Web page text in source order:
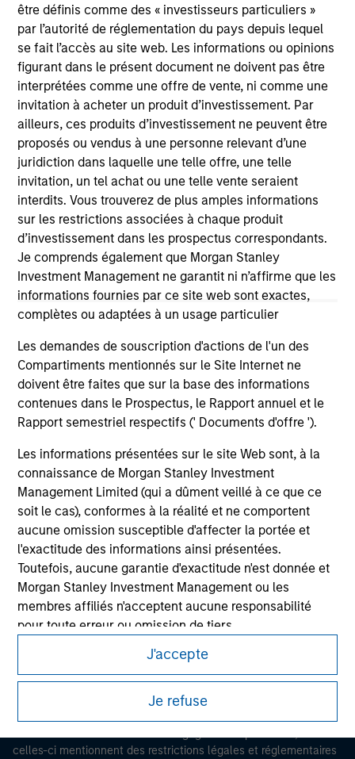
être définis comme des « investisseurs particuliers »
par l’autorité de réglementation du pays depuis lequel
se fait l’accès au site web. Les informations ou opinions
figurant dans le présent document ne doivent pas être
interprétées comme une offre de vente, ni comme une
invitation à acheter un produit d’investissement. Par
ailleurs, ces produits d’investissement ne peuvent être
proposés ou vendus à une personne relevant d’une
juridiction dans laquelle une telle offre, une telle
invitation, un tel achat ou une telle vente seraient
interdits. Vous trouverez de plus amples informations
sur les restrictions associées à chaque produit
d’investissement dans les prospectus correspondants.
Je comprends également que Morgan Stanley
Investment Management ne garantit ni n’affirme que les
informations fournies par ce site web sont exactes,
complètes ou adaptées à un usage particulier
Les demandes de souscription d'actions de l'un des
Compartiments mentionnés sur le Site Internet ne
doivent être faites que sur la base des informations
contenues dans le Prospectus, le Rapport annuel et le
Rapport semestriel respectifs (' Documents d'offre ').
Les informations présentées sur le site Web sont, à la
connaissance de Morgan Stanley Investment
Management Limited (qui a dûment veillé à ce que ce
soit le cas), conformes à la réalité et ne comportent
aucune omission susceptible d'affecter la portée et
l'exactitude des informations ainsi présentées.
Toutefois, aucune garantie d'exactitude n'est donnée et
Morgan Stanley Investment Management ou les
membres affiliés n'acceptent aucune responsabilité
pour toute erreur ou omission de tiers.
Les professionnels du secteur financier sont contraints
de respecter certaines obligations destinées à
empêcher l’utilisation de fonds d’investissement à des
imposée. Morgan Stanley Investment Management
J'accepte
Je refuse
As of July 25, 2025. The above is provided for informational
and educational purposes only. There is no guarantee that
the investment mentioned resulted in positive performance
(for realized holdings), or will perform well in the future (for
current holdings). The trademarks and service marks above
are the property of their respective owners. The information
on this website has not been authorized, sponsored, or
otherwise approved by such owners. By clicking on any
links shown here, you agree that you are navigating to a
third party site. We are providing these hyperlinks to you
only as a convenience and the inclusion of any hyperlink is
not and does not imply any endorsement, approval,
investigation, verification or monitoring by us of any
information contained in any hyperlinked site. In no event
shall we be responsible for the information contained on
the site or your use of such site.
Morgan Stanley
Morgan Stanley Careers
celles-ci mentionnent des restrictions légales et réglementaires